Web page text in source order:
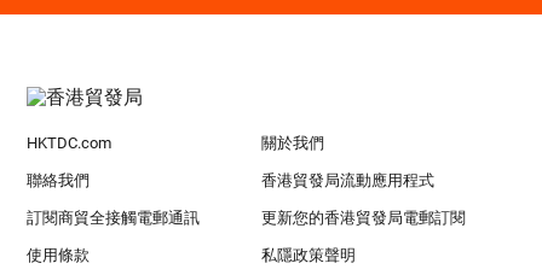
HKTDC.com 關於我們
聯絡我們 香港貿發局流動應用程式
訂閱商貿全接觸電郵通訊 更新您的香港貿發局電郵訂閱
使用條款 私隱政策聲明